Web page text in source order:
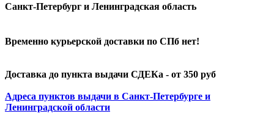
Санкт-Петербург и Ленинградская область
Временно курьерской доставки по СПб нет!
Доставка до пункта выдачи СДЕКа - от 350 руб
Адреса пунктов выдачи в Санкт-Петербурге и
Ленинградской области